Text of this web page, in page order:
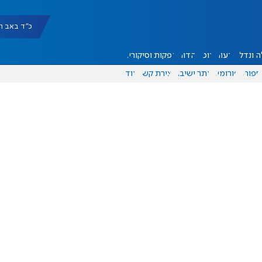
כ"ד באב תשפ"ו
ונדל"ן דעות אוכל יהדות הפקות וסיקורים
ספורט פורומים אתר ישיבה יצירת קשר עוד